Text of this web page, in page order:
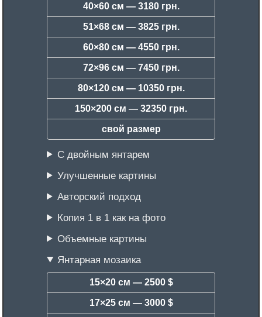
40×60 см — 3180 грн.
51×68 см — 3825 грн.
60×80 см — 4550 грн.
72×96 см — 7450 грн.
80×120 см — 10350 грн.
150×200 см — 32350 грн.
свой размер
С двойным янтарем
Улучшенные картины
Авторский подход
Копия 1 в 1 как на фото
Объемные картины
Янтарная мозаика
15×20 см — 2500 $
17×25 см — 3000 $